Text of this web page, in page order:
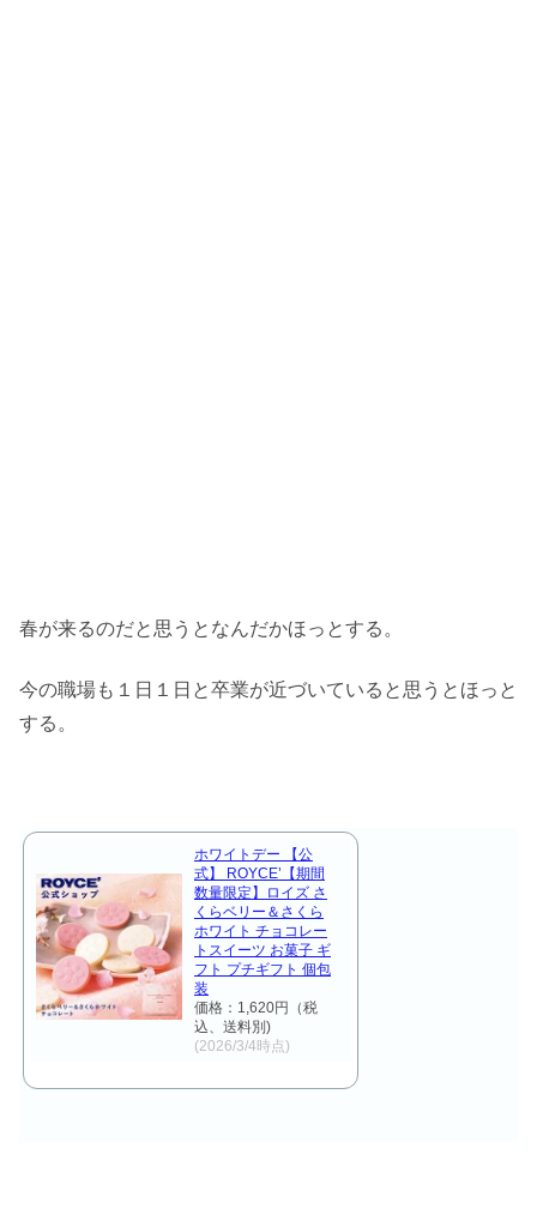
春が来るのだと思うとなんだかほっとする。
今の職場も１日１日と卒業が近づいていると思うとほっと
する。
ホワイトデー 【公
式】 ROYCE’【期間
数量限定】ロイズ さ
くらベリー＆さくら
ホワイト チョコレー
トスイーツ お菓子 ギ
フト プチギフト 個包
装
価格：1,620円（税
込、送料別)
(2026/3/4時点)